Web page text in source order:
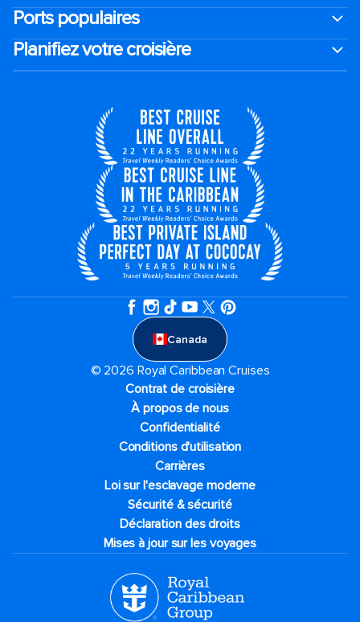
Ports populaires
Planifiez votre croisière
Canada
© 2026 Royal Caribbean Cruises
Contrat de croisière
À propos de nous
Confidentialité
Conditions d'utilisation
Carrières
Loi sur l'esclavage moderne
Sécurité & sécurité
Déclaration des droits
Mises à jour sur les voyages